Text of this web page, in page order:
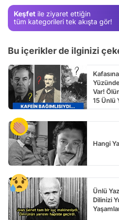
Keşfet ile ziyaret ettiğin
tüm kategorileri tek akışta gör!
Bu içerikler de ilginizi
Var!
15 Ünlü
Hangi
Ünlü
Dilinizi